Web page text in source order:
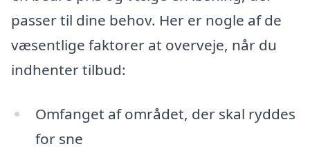
passer til dine behov. Her er nogle af de
væsentlige faktorer at overveje, når du
indhenter tilbud:
Omfanget af området, der skal ryddes
for sne